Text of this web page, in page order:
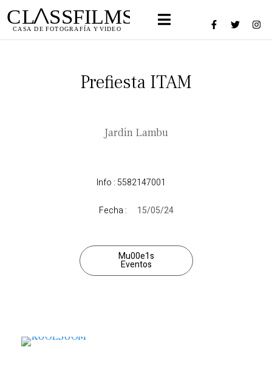
Prefiesta ITAM
Jardín Lambu
Info : 5582147001
Fecha : 15/05/24
Mu00e1s
Eventos